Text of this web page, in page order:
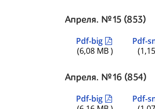
Апреля. №15 (853)
Pdf-big
(6,08 MB )
Pdf-
Апреля. №16 (854)
Pdf-big
Pdf-